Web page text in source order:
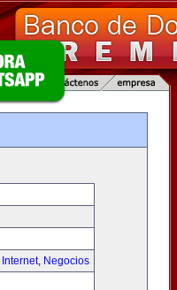
Internet, Negocios